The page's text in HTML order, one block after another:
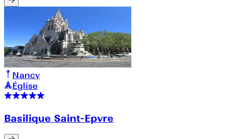
Nancy
Église
Basilique Saint-Epvre